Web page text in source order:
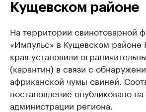
Кущевском районе
На территории
«Импульс» в Кущевском районе
края установили
(карантин) в связи с
африканской чумы свиней.
постановление опубликовано на
администрации региона.